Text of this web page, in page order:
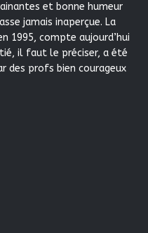
et bonne humeur
jamais inaperçue. La
1995, compte aujourd’hui
il faut le préciser, a été
des profs bien courageux